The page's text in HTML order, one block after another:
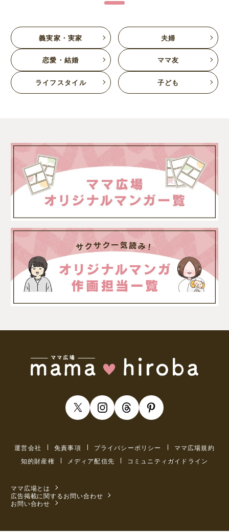
義実家・実家 夫婦
恋愛・結婚 ママ友
ライフスタイル 子ども
運営会社 免責事項 プライバシーポリシー
ママ広場規約
知的財産権
メディア配信先 コミュニティガイドライン
ママ広場とは
広告掲載に関するお問い合わせ
お問い合わせ